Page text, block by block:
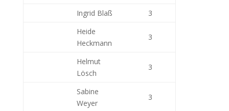
Ingrid Blaß
3
Heide
Heckmann
3
Helmut
Lösch
3
Sabine
Weyer
3